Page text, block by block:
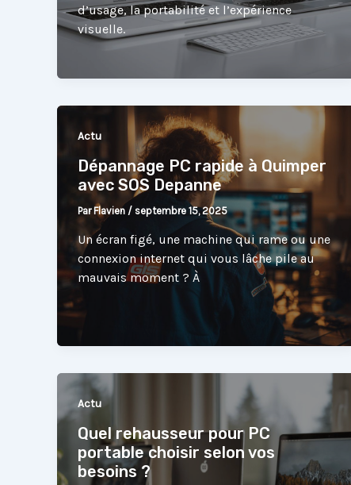
d’usage, la portabilité et l’expérience
visuelle.
Actu
Dépannage PC rapide à Quimper
avec SOS Depanne
ParFlavien / septembre 15, 2025
Un écran figé, une machine qui rame ou une
connexion internet qui vous lâche pile au
mauvais moment ? À
Actu
Quel rehausseur pour PC
portable choisir selon vos
besoins ?